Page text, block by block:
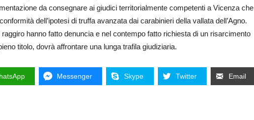
da consegnare ai giudici territorialmente competenti a Vicenza che
dell’ipotesi di truffa avanzata dai carabinieri della vallata dell’Agno.
hanno fatto denuncia e nel contempo fatto richiesta di un risarcimento
titolo, dovrà affrontare una lunga trafila giudiziaria.
Messenger Skype Twitter Email